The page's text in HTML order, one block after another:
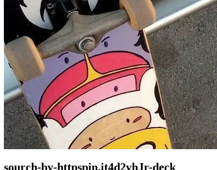
sourch-by-httpspin.it4d2vhJr-deck